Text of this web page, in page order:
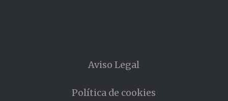
Aviso Legal
Política de cookies